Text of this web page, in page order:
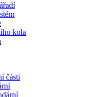
kola
části